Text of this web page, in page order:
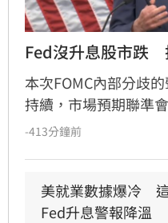
Fed沒升息股市跌
本次FOMC內部分歧
持續，市場預期聯準
高，凱基投信認為，
搭配內部官員態度的
在打壓通膨方面的決心
-413分鐘前
美就業數據爆冷　
Fed升息警報降溫